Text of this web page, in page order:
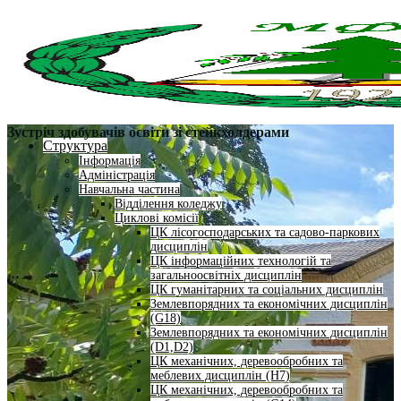
Структура
Інформація
Адміністрація
Навчальна частина
Відділення коледжу
Циклові комісії
ЦК лісогосподарських та садово-паркових
дисциплін
ЦК інформаційних технологій та
загальноосвітніх дисциплін
ЦК гуманітарних та соціальних дисциплін
Землевпорядних та економічних дисциплін
(G18)
Землевпорядних та економічних дисциплін
(D1,D2)
ЦК механічних, деревообробних та
меблевих дисциплін (H7)
ЦК механічних, деревообробних та
Зустріч здобувачів освіти зі стейкхолдерами